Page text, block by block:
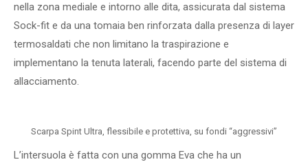
nella zona mediale e intorno alle dita, assicurata dal sistema
Sock-fit e da una tomaia ben rinforzata dalla presenza di layer
termosaldati che non limitano la traspirazione e
implementano la tenuta laterali, facendo parte del sistema di
allacciamento.
Scarpa Spint Ultra, flessibile e protettiva, su fondi “aggressivi”
L’intersuola è fatta con una gomma Eva che ha un